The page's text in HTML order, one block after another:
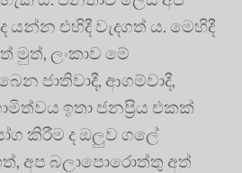
එහිදී වැදගත් ය. මෙහිදී
මුත්, ලංකාව මේ
ජාතිවාදී, ආගම්වාදී,
ඉතා ජනප්‍රිය එකක්
කිරීම ද ඔලුව ගලේ
අප බලාපොරොත්තු අත්